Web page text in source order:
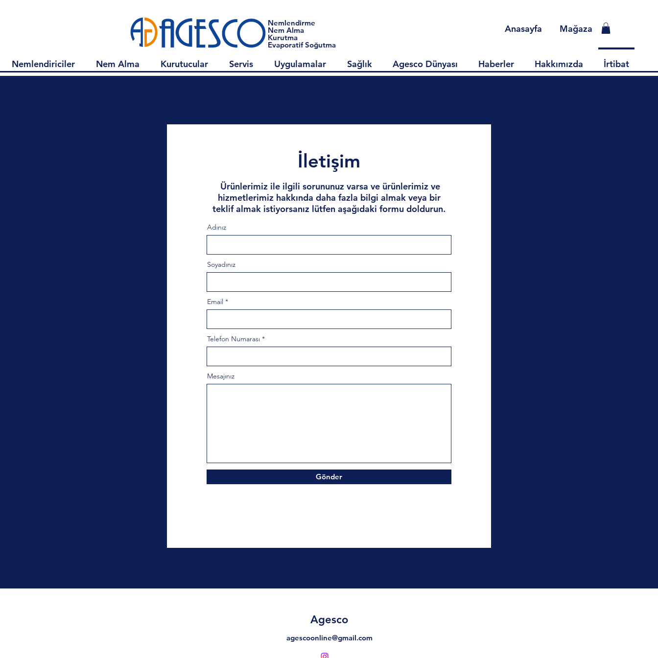
Nemlendirme
Nem Alma
Kurutma
Evaporatif Soğutma
Anasayfa Mağaza
Nemlendiriciler Nem Alma Kurutucular Servis Uygulamalar Sağlık Agesco Dünyası Haberler Hakkımızda İrtibat
İletişim
Ürünlerimiz ile ilgili sorununuz varsa ve ürünlerimiz ve
hizmetlerimiz hakkında daha fazla bilgi almak veya bir
teklif almak istiyorsanız lütfen aşağıdaki formu doldurun.
Adınız
Soyadınız
Email
Telefon Numarası
Mesajınız
Gönder
Agesco
agescoonline@gmail.com